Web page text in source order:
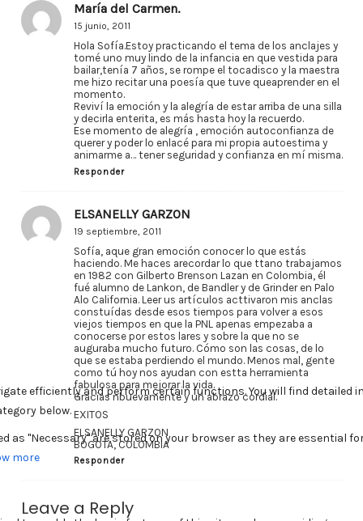
María del Carmen.
15 junio, 2011
Hola Sofía.Estoy practicando el tema de los anclajes y
tomé uno muy lindo de la infancia en que vestida para
bailar,tenía 7 años, se rompe el tocadisco y la maestra
me hizo recitar una poesía que tuve queaprender en el
momento.
Reviví la emoción y la alegría de estar arriba de una silla
y decirla enterita, es más hasta hoy la recuerdo.
Ese momento de alegría , emoción autoconfianza de
querer y poder lo enlacé para mi propia autoestima y
animarme a… tener seguridad y confianza en mí misma.
Responder
ELSANELLY GARZON
19 septiembre, 2011
Sofía, aque gran emoción conocer lo que estás
haciendo. Me haces arecordar lo que ttano trabajamos
en 1982 con Gilberto Brenson Lazan en Colombia, él
fué alumno de Lankon, de Bandler y de Grinder en Palo
Alo California. Leer us artículos acttivaron mis anclas
constuídas desde esos tiempos para volver a esos
viejos tiempos en que la PNL apenas empezaba a
conocerse por estos lares y sobre la que no se
auguraba mucho futuro. Cómo son las cosas, de lo
que se estaba perdiendo el mundo. Menos mal, gente
como tú hoy nos ayudan con estta herramienta
fabulosa para mejorar la vida.
Gracias nbuevamente y un abrazo cordial.
EXITOS
ELSANELLY GARZON
BOGOTA, COLOMBIA
Responder
Leave a Reply